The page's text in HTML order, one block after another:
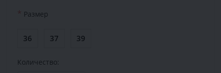
* Размер
36 37 39
Количество: